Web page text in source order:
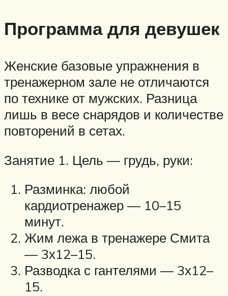
Программа для девушек
Женские базовые упражнения в
тренажерном зале не отличаются
по технике от мужских. Разница
лишь в весе снарядов и количестве
повторений в сетах.
Занятие 1. Цель — грудь, руки:
Разминка: любой
кардиотренажер — 10–15
минут.
Жим лежа в тренажере Смита
— 3х12–15.
Разводка с гантелями — 3х12–
15.